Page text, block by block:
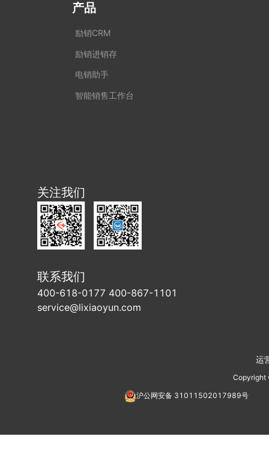
产品
励销CRM
励销进销存
电销助手
智能销售工作台
关注我们
联系我们
400-618-0177 400-867-1101
service@lixiaoyun.com
运
沪公网安备 31011502017989号